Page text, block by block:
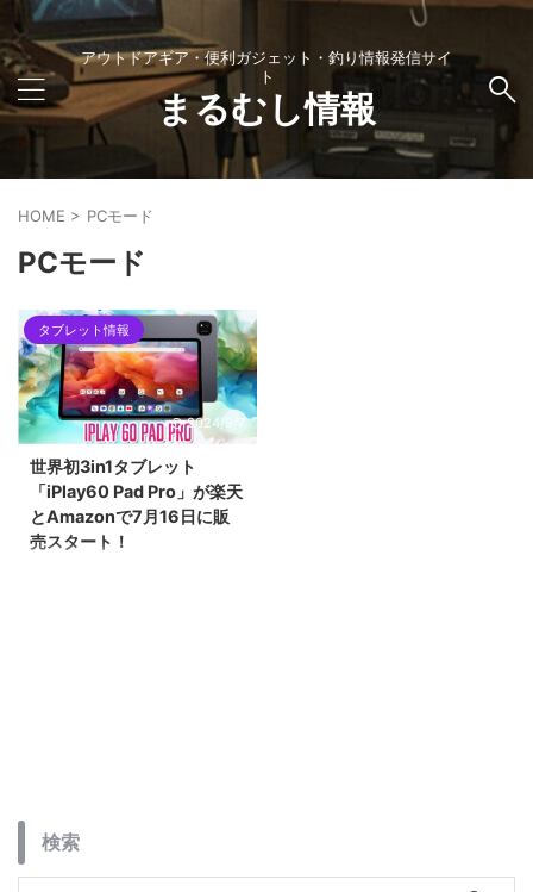
アウトドアギア・便利ガジェット・釣り情報発信サイ
ト
まるむし情報
HOME > PCモード
PCモード
タブレット情報
2024/9/7
世界初3in1タブレット
「iPlay60 Pad Pro」が楽天
とAmazonで7月16日に販
売スタート！
検索